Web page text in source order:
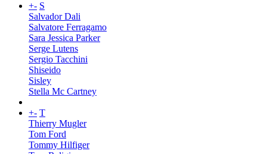
+- S
Salvador Dali
Salvatore Ferragamo
Sara Jessica Parker
Serge Lutens
Sergio Tacchini
Shiseido
Sisley
Stella Mc Cartney
+- T
Thierry Mugler
Tom Ford
Tommy Hilfiger